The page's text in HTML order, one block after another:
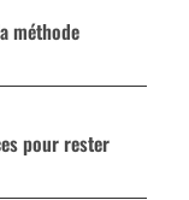
méthode
pour rester